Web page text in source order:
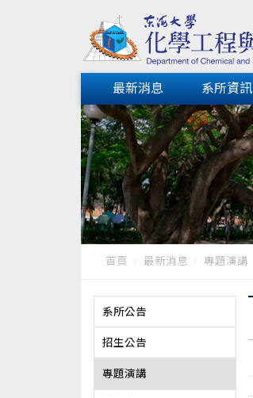
最新消息 系所資訊
首頁 最新消息 專題演講
系所公告
招生公告
專題演講